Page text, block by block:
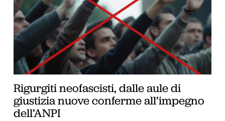
Rigurgiti neofascisti, dalle aule di
giustizia nuove conferme all’impegno
dell’ANPI